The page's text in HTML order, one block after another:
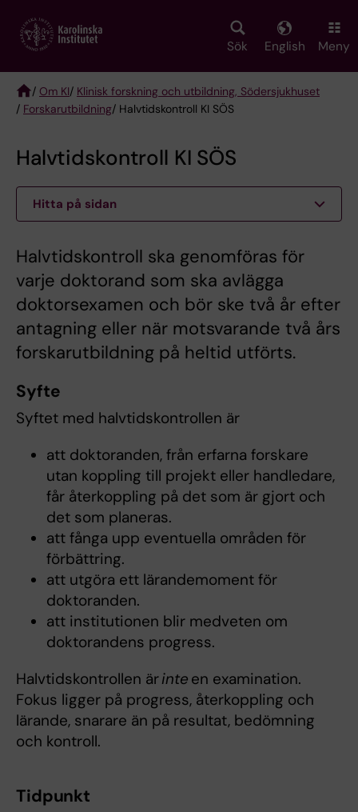
main
Sök English Meny
Breadcrumb
/ Om KI/ Klinisk forskning och utbildning, Södersjukhuset
/ Forskarutbildning/ Halvtidskontroll KI SÖS
Halvtidskontroll KI SÖS
Hitta på sidan
Halvtidskontroll ska genomföras för
varje doktorand som ska avlägga
doktorsexamen och bör ske två år efter
antagning eller när motsvarande två års
forskarutbildning på heltid utförts.
Syfte
Syftet med halvtidskontrollen är
att doktoranden, från erfarna forskare
utan koppling till projekt eller handledare,
får återkoppling på det som är gjort och
det som planeras.
att fånga upp eventuella områden för
förbättring.
att utgöra ett lärandemoment för
doktoranden.
att institutionen blir medveten om
doktorandens progress.
Halvtidskontrollen ärinte en examination.
Fokus ligger på progress, återkoppling och
lärande, snarare än på resultat, bedömning
och kontroll.
Tidpunkt